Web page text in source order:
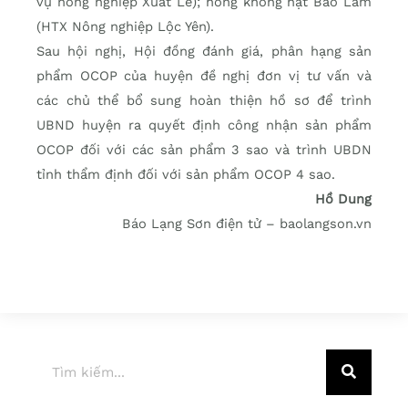
(HTX Nông nghiệp Lộc Yên).
Sau hội nghị, Hội đồng đánh giá, phân hạng sản
phẩm OCOP của huyện đề nghị đơn vị tư vấn và
các chủ thể bổ sung hoàn thiện hồ sơ để trình
UBND huyện ra quyết định công nhận sản phẩm
OCOP đối với các sản phẩm 3 sao và trình UBDN
tỉnh thẩm định đối với sản phẩm OCOP 4 sao.
Hồ Dung
Báo Lạng Sơn điện tử – baolangson.vn